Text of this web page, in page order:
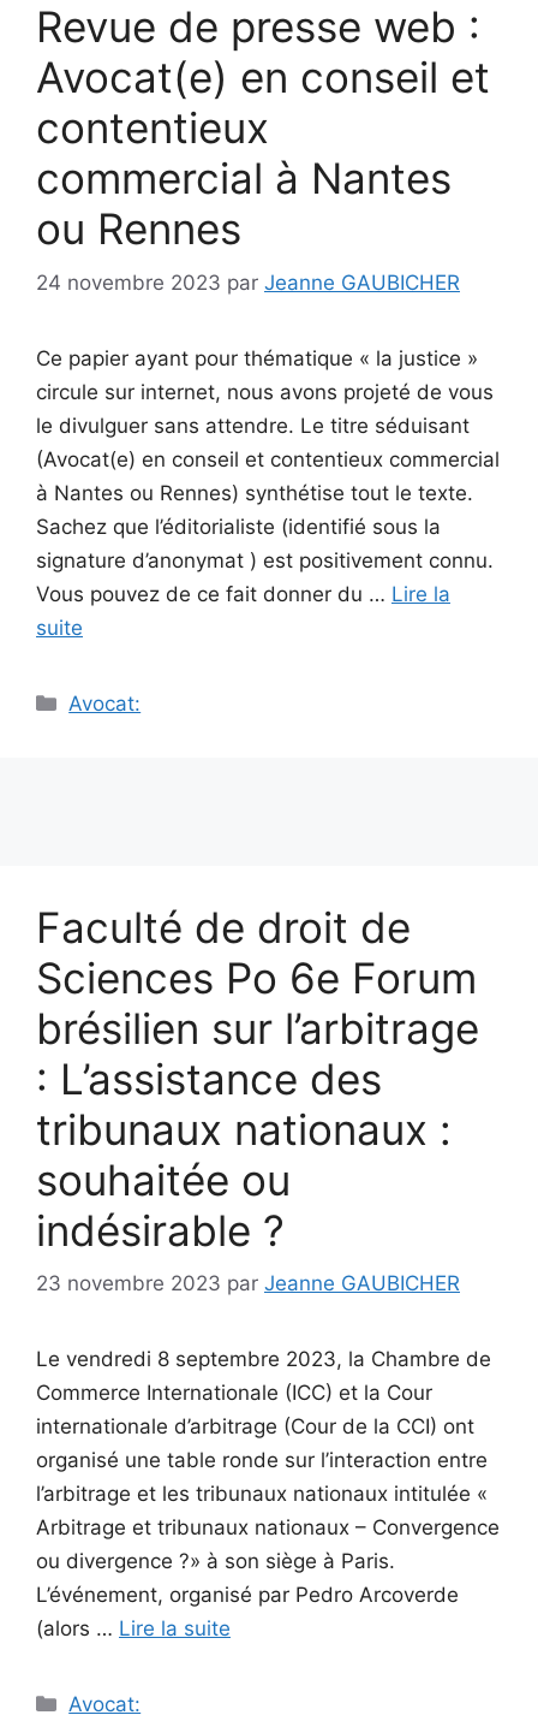
Revue de presse web :
Avocat(e) en conseil et
contentieux
commercial à Nantes
ou Rennes
24 novembre 2023 par Jeanne GAUBICHER
Ce papier ayant pour thématique « la justice »
circule sur internet, nous avons projeté de vous
le divulguer sans attendre. Le titre séduisant
(Avocat(e) en conseil et contentieux commercial
à Nantes ou Rennes) synthétise tout le texte.
Sachez que l’éditorialiste (identifié sous la
signature d’anonymat ) est positivement connu.
Vous pouvez de ce fait donner du … Lire la
suite
Catégories
Avocat:
Faculté de droit de
Sciences Po 6e Forum
brésilien sur l’arbitrage
: L’assistance des
tribunaux nationaux :
souhaitée ou
indésirable ?
23 novembre 2023 par Jeanne GAUBICHER
Le vendredi 8 septembre 2023, la Chambre de
Commerce Internationale (ICC) et la Cour
internationale d’arbitrage (Cour de la CCI) ont
organisé une table ronde sur l’interaction entre
l’arbitrage et les tribunaux nationaux intitulée «
Arbitrage et tribunaux nationaux – Convergence
ou divergence ?» à son siège à Paris.
L’événement, organisé par Pedro Arcoverde
(alors … Lire la suite
Catégories
Avocat: